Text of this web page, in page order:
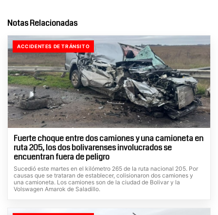
Notas Relacionadas
ACCIDENTES DE TRÁNSITO
Fuerte choque entre dos camiones y una camioneta en
ruta 205, los dos bolivarenses involucrados se
encuentran fuera de peligro
Sucedió este martes en el kilómetro 265 de la ruta nacional 205. Por
causas que se trataran de establecer, colisionaron dos camiones y
una camioneta. Los camiones son de la ciudad de Bolivar y la
Volswagen Amarok de Saladillo.